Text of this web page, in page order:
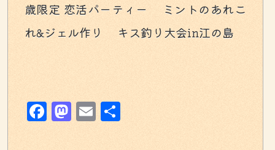
歳限定 恋活パーティー ミントのあれこ
れ&ジェル作り キス釣り大会in江の島
Facebook
Mastodon
Email